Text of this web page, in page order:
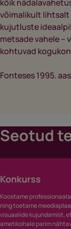
kõik
võimalikult lihtsalt
kujutluste
metsade vahele –
kohtuvad
Fonteses 1995.
Seotud
Konkurss
Koostame
ning toetame
visuaalide kujundamist,
ametikohale parim